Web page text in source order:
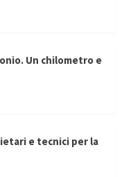
Un chilometro e
e tecnici per la